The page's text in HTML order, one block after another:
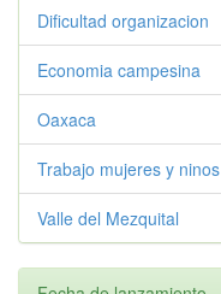
Dificultad organizacion
Economia campesina
Oaxaca
Trabajo mujeres y ninos
Valle del Mezquital